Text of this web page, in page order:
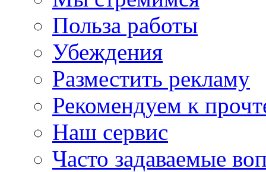
Польза работы
Убеждения
Разместить рекламу
Рекомендуем к
Наш сервис
Часто задаваемые